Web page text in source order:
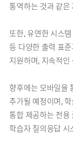
통역하는 것과 같은
또한, 유연한 시스
등 다양한 출력 표
지원하며, 지속적인
향후에는 모바일을
추가될 예정이며,
통합 제공하는 전용
학습자 질의응답 시